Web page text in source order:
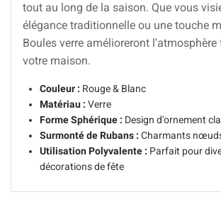
tout au long de la saison. Que vous
élégance traditionnelle ou une touche
Boules verre amélioreront l'atmosphère
votre maison.
Couleur : Rouge & Blanc
Matériau : Verre
Forme Sphérique : Design d'ornement
Surmonté de Rubans : Charmants
Utilisation Polyvalente : Parfait pour
décorations de fête